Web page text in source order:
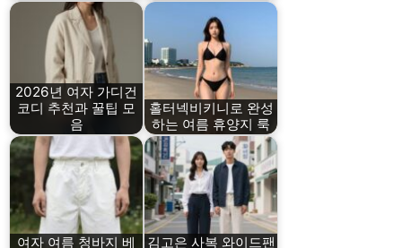
2026년 여자 가디건
코디 추천과 꿀팁 모
음
홀터넥비키니로 완성
하는 여름 휴양지 룩
여자 여름 청바지 베
김고은 사복 와이드팬